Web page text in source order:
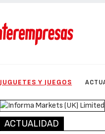
JUGUETES Y JUEGOS
ACTUALIDAD